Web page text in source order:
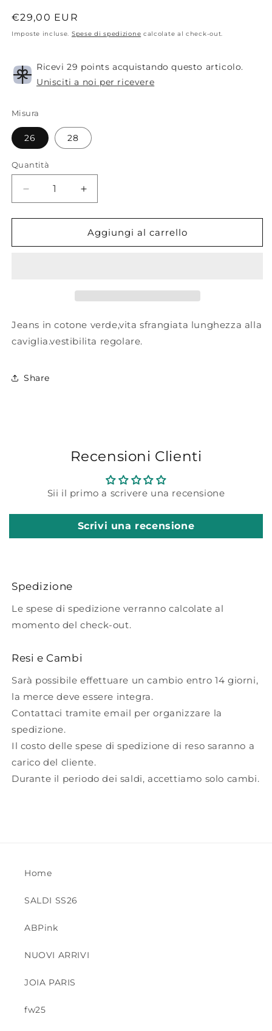
Prezzo
di
€29,00 EUR
Imposte incluse. Spese di spedizione calcolate al check-out.
Ricevi 29 points acquistando questo articolo.
Unisciti a noi per ricevere
Misura
26 28
Quantità
Diminuisci
quantità
per
Semicouture.
Jeans
Aumenta
quantità
per
Semicouture.
Jeans
Aggiungi al carrello
Jeans in cotone verde,vita sfrangiata lunghezza alla
caviglia.vestibilita regolare.
Share
Recensioni Clienti
Sii il primo a scrivere una recensione
Scrivi una recensione
Spedizione
Le spese di spedizione verranno calcolate al
momento del check-out.
Resi e Cambi
Sarà possibile effettuare un cambio entro 14 giorni,
la merce deve essere integra.
Contattaci tramite email per organizzare la
spedizione.
Il costo delle spese di spedizione di reso saranno a
carico del cliente.
Durante il periodo dei saldi, accettiamo solo cambi.
Home
SALDI SS26
ABPink
NUOVI ARRIVI
JOIA PARIS
fw25